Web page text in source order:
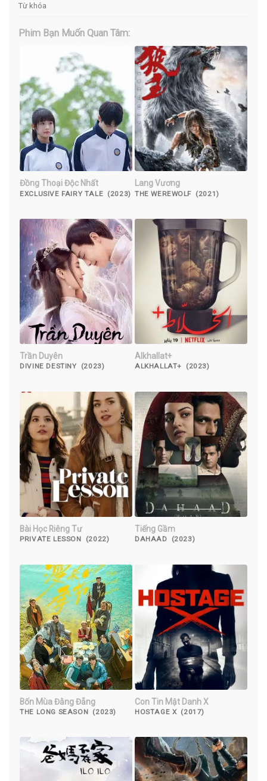
Từ khóa
Phim Bạn Muốn Quan Tâm:
Đồng Thoại Độc Nhất
EXCLUSIVE FAIRY TALE (2023)
Lang Vương
THE WEREWOLF (2021)
Trần Duyên
DIVINE DESTINY (2023)
Alkhallat+
ALKHALLAT+ (2023)
Bài Học Riêng Tư
PRIVATE LESSON (2022)
Tiếng Gầm
DAHAAD (2023)
Bốn Mùa Đằng Đẵng
THE LONG SEASON (2023)
Con Tin Mật Danh X
HOSTAGE X (2017)